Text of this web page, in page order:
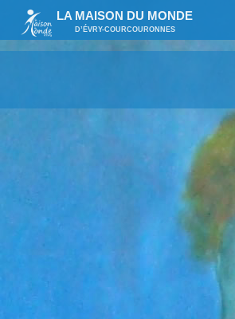
LA MAISON DU MONDE
D’ÉVRY-COURCOURONNES